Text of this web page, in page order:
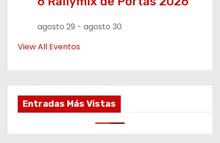
agosto 29 - agosto 30
View All Eventos
Entradas Más Vistas